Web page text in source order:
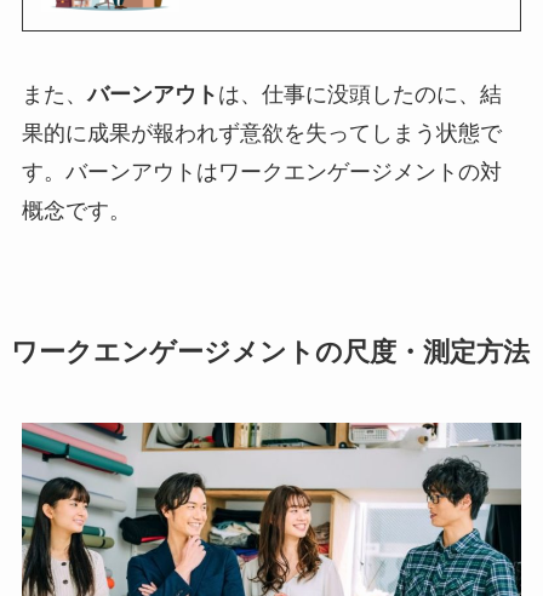
また、バーンアウト は、仕事に没頭したのに、結
果的に成果が報われず意欲を失ってしまう状態で
す。バーンアウトはワークエンゲージメントの対
概念です。
ワークエンゲージメントの尺度・測定方法